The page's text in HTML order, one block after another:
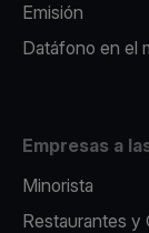
Emisión
Datáfono en el
Empresas a
Minorista
Restaurantes y